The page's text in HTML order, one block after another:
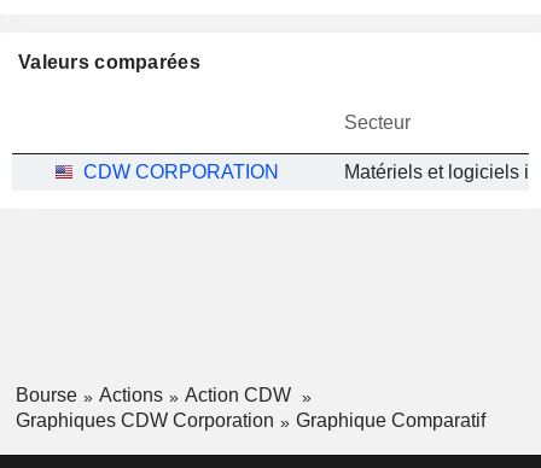
Valeurs comparées
Secteur
CDW CORPORATION Matériels et logiciels
Bourse Actions
Action CDW
Graphiques CDW Corporation
Graphique Comparatif